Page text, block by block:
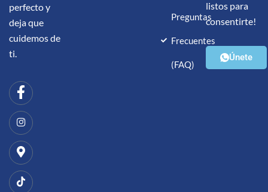
perfecto y
deja que
cuidemos de
ti.
Preguntas
Frecuentes
(FAQ)
listos para
consentirte!
Únete